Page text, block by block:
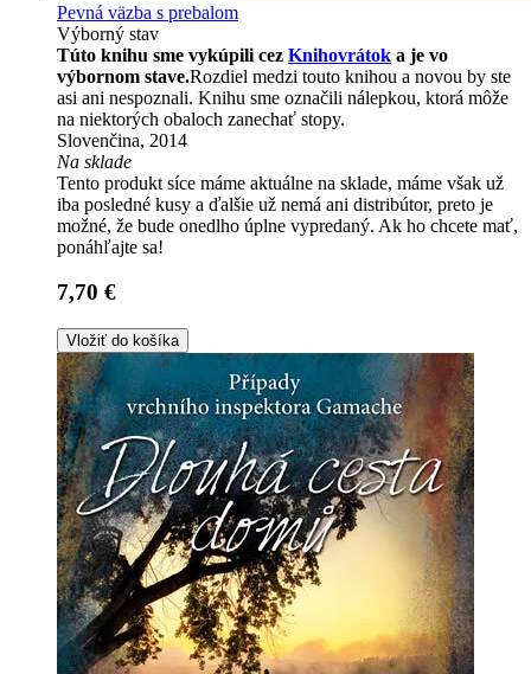
Pevná väzba s prebalom
Výborný stav
Túto knihu sme vykúpili cez Knihovrátok a je vo
výbornom stave.Rozdiel medzi touto knihou a novou by ste
asi ani nespoznali. Knihu sme označili nálepkou, ktorá môže
na niektorých obaloch zanechať stopy.
Slovenčina, 2014
Na sklade
Tento produkt síce máme aktuálne na sklade, máme však už
iba posledné kusy a ďalšie už nemá ani distribútor, preto je
možné, že bude onedlho úplne vypredaný. Ak ho chcete mať,
ponáhľajte sa!
7,70 €
Vložiť do košíka